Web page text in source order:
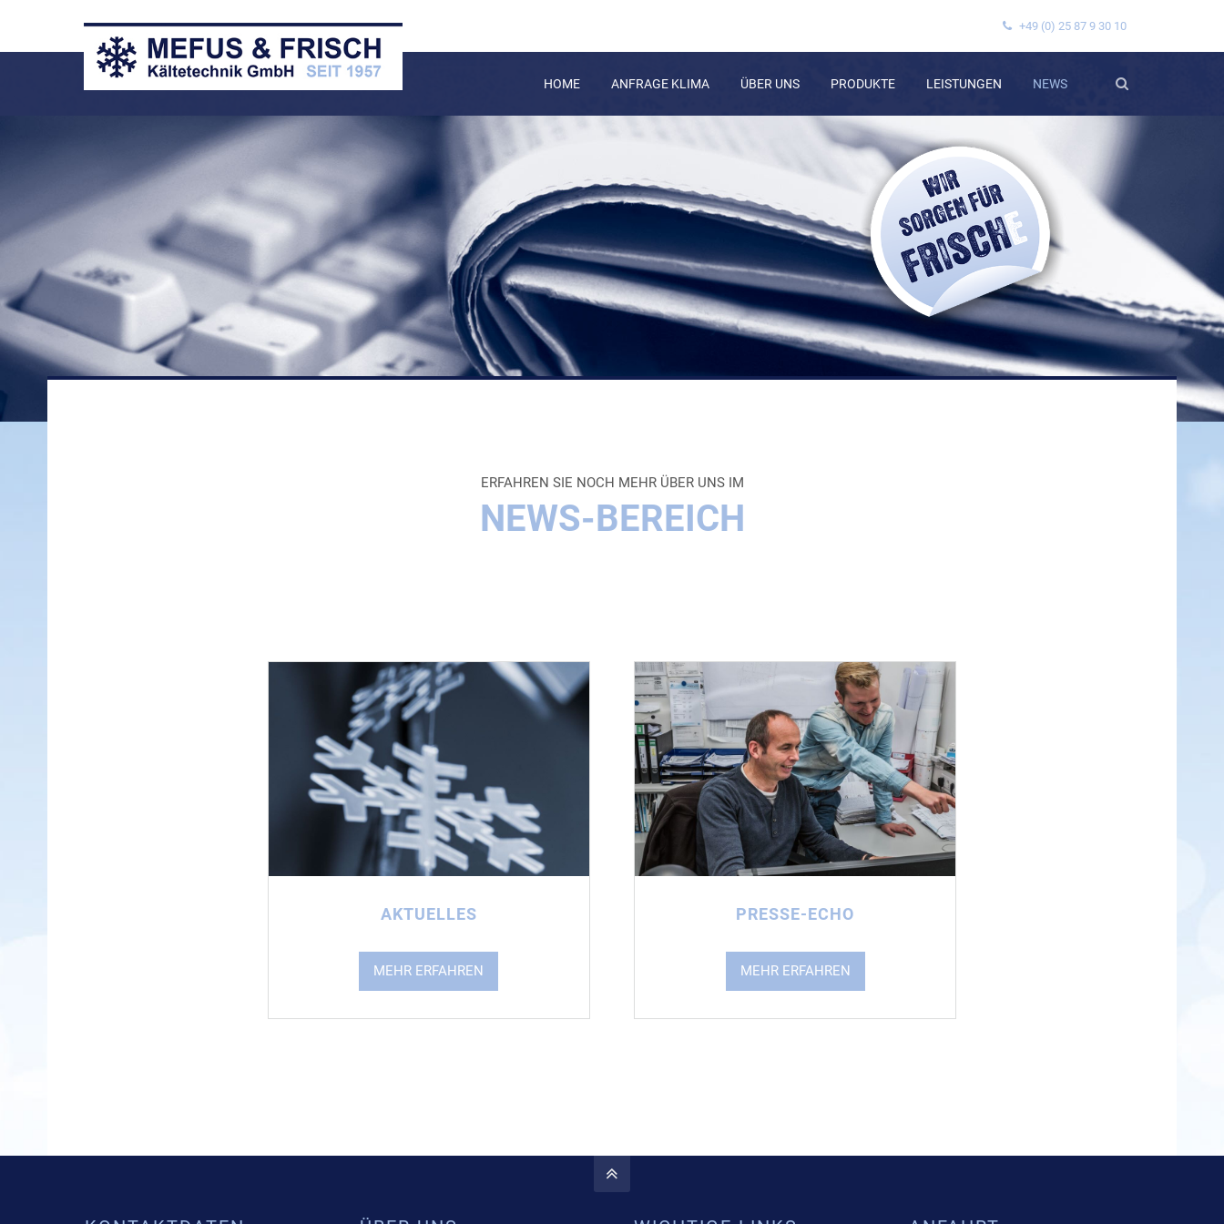
+49 (0) 25 87 9 30 10
HOME ANFRAGE KLIMA ÜBER UNS PRODUKTE LEISTUNGEN NEWS
ERFAHREN SIE NOCH MEHR ÜBER UNS IM
NEWS-BEREICH
AKTUELLES
MEHR ERFAHREN
PRESSE-ECHO
MEHR ERFAHREN